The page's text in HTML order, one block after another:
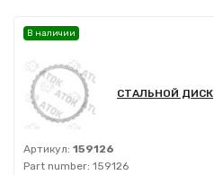
СТАЛЬНОЙ ДИСК
Артикул: 159126
Part number: 159126
В наличии